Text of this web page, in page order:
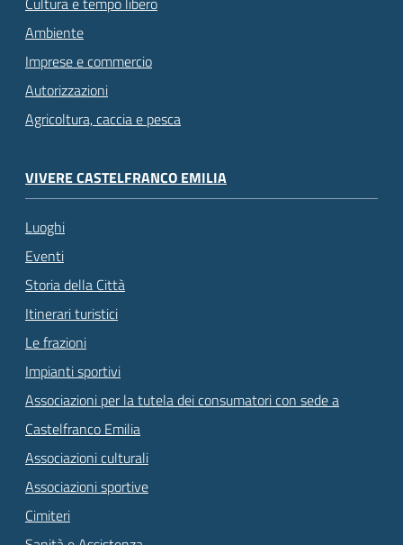
Ambiente
Imprese e commercio
Autorizzazioni
Agricoltura, caccia e pesca
VIVERE CASTELFRANCO EMILIA
Luoghi
Eventi
Storia della Città
Itinerari turistici
Le frazioni
Impianti sportivi
Associazioni per la tutela dei consumatori con sede a
Castelfranco Emilia
Associazioni culturali
Associazioni sportive
Cimiteri